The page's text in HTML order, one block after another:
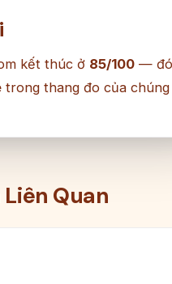
kết thúc ở 85/100 —
trong thang đo của chúng
Quan